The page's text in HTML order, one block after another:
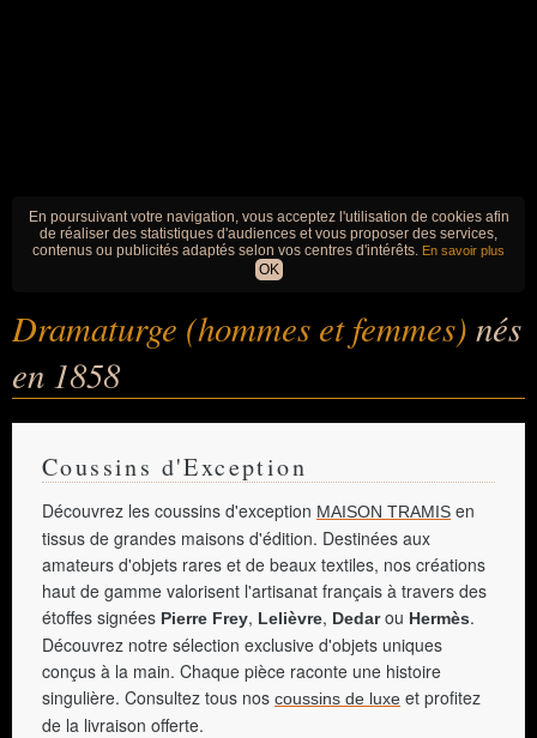
En poursuivant votre navigation, vous acceptez l'utilisation de cookies afin
de réaliser des statistiques d'audiences et vous proposer des services,
contenus ou publicités adaptés selon vos centres d'intérêts. En savoir plus
OK
Dramaturge (hommes et femmes) nés
en 1858
Coussins d'Exception
Découvrez les coussins d'exception MAISON TRAMIS en
tissus de grandes maisons d'édition. Destinées aux
amateurs d'objets rares et de beaux textiles, nos créations
haut de gamme valorisent l'artisanat français à travers des
étoffes signées Pierre Frey, Lelièvre, Dedarou Hermès.
Découvrez notre sélection exclusive d'objets uniques
conçus à la main. Chaque pièce raconte une histoire
singulière. Consultez tous nos coussins de luxe et profitez
de la livraison offerte.